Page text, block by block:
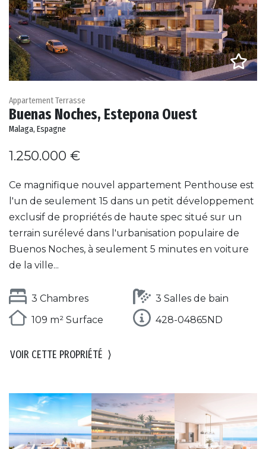
Appartement Terrasse
Buenas Noches, Estepona Ouest
Malaga, Espagne
1.250.000 €
Ce magnifique nouvel appartement Penthouse est
l'un de seulement 15 dans un petit développement
exclusif de propriétés de haute spec situé sur un
terrain surélevé dans l'urbanisation populaire de
Buenos Noches, à seulement 5 minutes en voiture
de la ville...
3 Chambres
3 Salles de bain
109 m² Surface
428-04865ND
VOIR CETTE PROPRIÉTÉ ⟩